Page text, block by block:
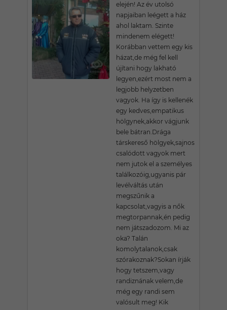
elején! Az év utolsó
napjaiban leégett a ház
ahol laktam. Szinte
mindenem elégett!
Korábban vettem egy kis
házat,de még fel kell
újítani hogy lakható
legyen,ezért most nem a
legjobb helyzetben
vagyok. Ha így is kellenék
egy kedves,empatikus
hölgynek,akkor vágjunk
bele bátran.Drága
társkereső hölgyek,sajnos
csalódott vagyok mert
nem jutok el a személyes
találkozóig,ugyanis pár
levélváltás után
megszűnik a
kapcsolat,vagyis a nők
megtorpannak,én pedig
nem játszadozom. Mi az
oka? Talán
komolytalanok,csak
szórakoznak?Sokan írják
hogy tetszem,vagy
randiznának velem,de
még egy randi sem
valósult meg! Kik